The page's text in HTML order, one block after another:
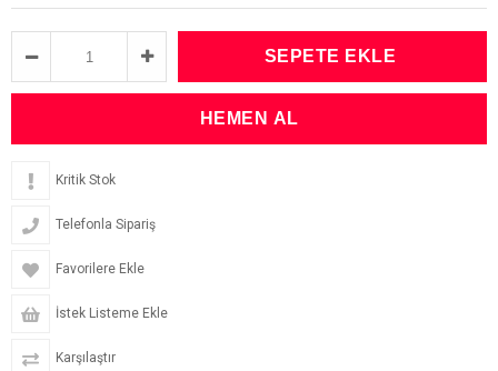
Kritik Stok
Telefonla Sipariş
Favorilere Ekle
İstek Listeme Ekle
Karşılaştır